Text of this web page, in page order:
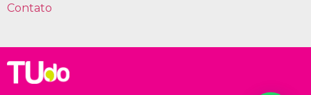
Contato